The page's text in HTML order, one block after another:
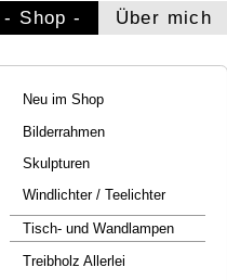
- Shop - Über mich
Neu im Shop
Bilderrahmen
Skulpturen
Windlichter / Teelichter
Tisch- und Wandlampen
Treibholz Allerlei